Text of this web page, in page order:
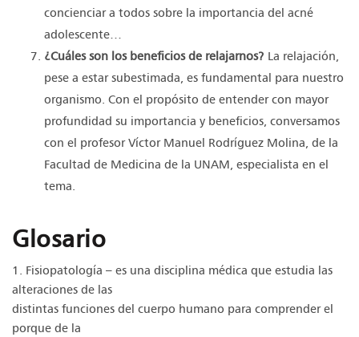
concienciar a todos sobre la importancia del acné
adolescente…
¿Cuáles son los beneficios de relajarnos? La relajación,
pese a estar subestimada, es fundamental para nuestro
organismo. Con el propósito de entender con mayor
profundidad su importancia y beneficios, conversamos
con el profesor Víctor Manuel Rodríguez Molina, de la
Facultad de Medicina de la UNAM, especialista en el
tema.
Glosario
1. Fisiopatología – es una disciplina médica que estudia las
alteraciones de las
distintas funciones del cuerpo humano para comprender el
porque de la